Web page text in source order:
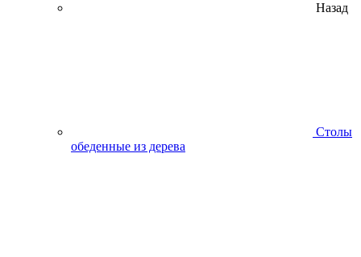
Назад
Столы
обеденные из дерева